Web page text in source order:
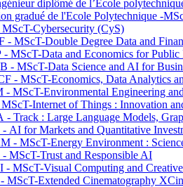
diplômé de l’École
gradué de l'Ecole Polytechnique -
Cybersecurity (CyS)
- MScT-Double Degree Data and
- MScT-Data and Economics for
- MScT-Data Science and AI for
- MScT-Economics, Data Analytics
- MScT-Environmental Engineering
Internet of Things : Innovation
Track : Large Language Models,
AI for Markets and Quantitative
- MScT-Energy Environment :
MScT-Trust and Responsible AI
MScT-Visual Computing and
MScT-Extended Cinematography XCin